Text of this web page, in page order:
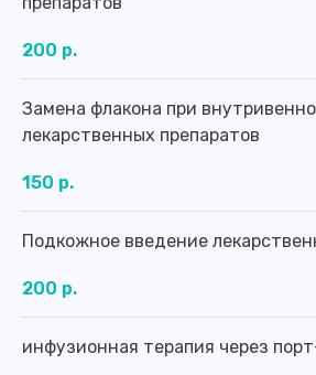
200 р.
Замена флакона при
лекарственных препаратов
150 р.
Подкожное введение
200 р.
инфузионная терапия через
Записаться или получить
подробную информацию
Оставить заявку